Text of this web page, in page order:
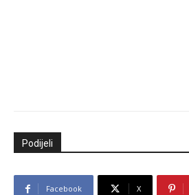
Podijeli
Facebook X